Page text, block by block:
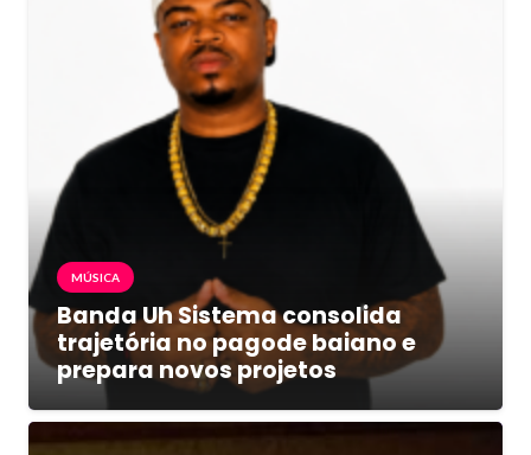
MÚSICA
Banda Uh Sistema consolida
trajetória no pagode baiano e
prepara novos projetos